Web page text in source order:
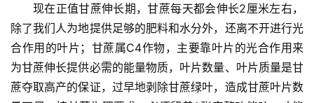
现在正值甘蔗伸长期，甘蔗每天都会伸长2厘米左右，
除了我们人为地提供足够的肥料和水分外，还离不开进行光
合作用的叶片；甘蔗属C4作物，主要靠叶片的光合作用来
为甘蔗伸长提供必需的能量物质，叶片数量、叶片质量是甘
蔗夺取高产的保证，过早地剥除甘蔗绿叶，造成甘蔗叶片数